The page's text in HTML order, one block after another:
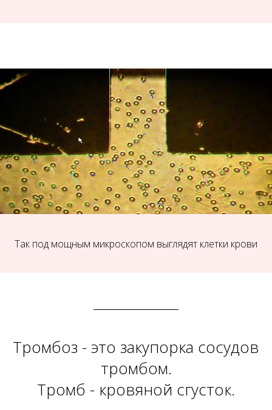
Так под мощным микроскопом выглядят клетки крови
Тромбоз - это закупорка сосудов
тромбом.
Тромб - кровяной сгусток.